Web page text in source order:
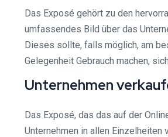
Das Exposé gehört zu den
umfassendes Bild über das
Dieses sollte, falls möglich, am
Gelegenheit Gebrauch machen,
Unternehmen
Das Exposé, das das auf der
Unternehmen in allen